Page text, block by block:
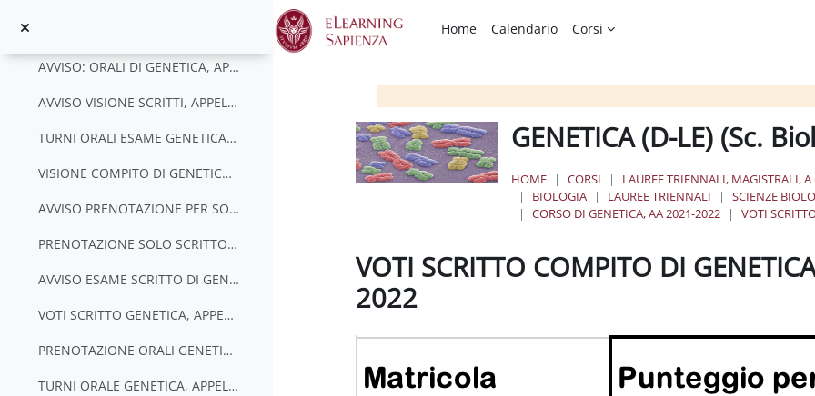
Home Calendario Corsi
AVVISO: ORALI DI GENETICA, APPELLO DEL 16 GIUGNO
AVVISO VISIONE SCRITTI, APPELLO DEL 16 GIUGNO 2022
TURNI ORALI ESAME GENETICA, 27 GIUGNO 2022, APPELLO DEL 16 GIUGNO 2022
VISIONE COMPITO DI GENETICA, APPELLO DEL 16 GIUGNO 2022
AVVISO PRENOTAZIONE PER SOLO SCRITTO, APPELLO DEL 12 LUGLIO 2022
PRENOTAZIONE SOLO SCRITTO, APPELLO DEL 12 LUGLIO 2022
AVVISO ESAME SCRITTO DI GENETICA, APPELLO DEL 12 LUGLIO 2022
VOTI SCRITTO GENETICA, APPELLO DEL 12 LUGLIO 2022
PRENOTAZIONE ORALI GENETICA, APPELLO DEL 12 LUGLIO 2022
TURNI ORALE GENETICA, APPELLO DEL 12 LUGLIO 2022
GENETICA (D-LE) (Sc.
HOME CORSI
LAUREE TRIENNALI, MAGISTRALI,
BIOLOGIA
LAUREE TRIENNALI
SCIENZE
CORSO DI GENETICA, AA 2021-2022
VOTI
VOTI SCRITTO COMPITO DI
2022